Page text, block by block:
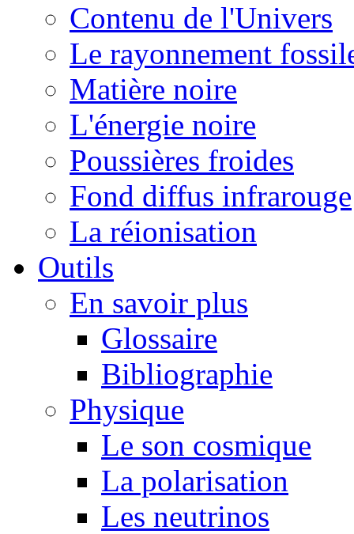
Contenu de l'Univers
Le rayonnement
Matière noire
L'énergie noire
Poussières froides
Fond diffus infrarouge
La réionisation
Outils
En savoir plus
Glossaire
Bibliographie
Physique
Le son cosmique
La polarisation
Les neutrinos